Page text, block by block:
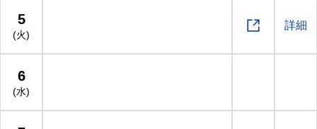
5
(火)  詳細
6
(水)